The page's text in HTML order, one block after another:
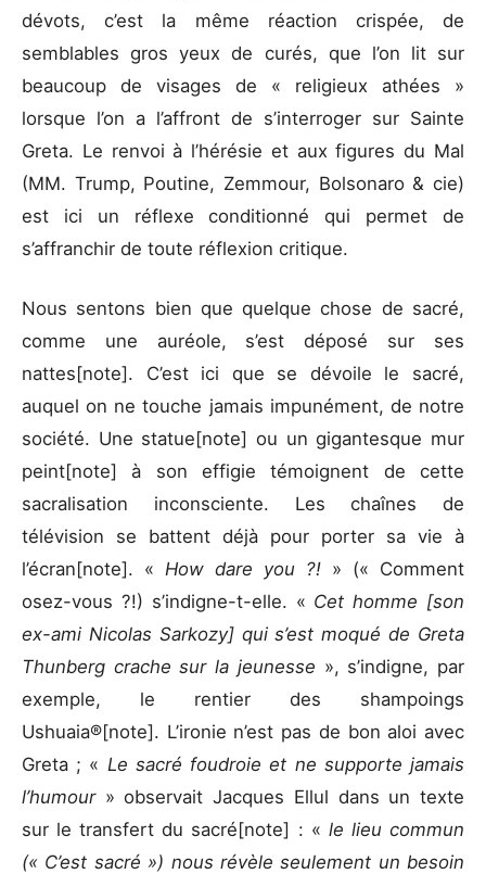
dévots, c’est la même réaction crispée, de
semblables gros yeux de curés, que l’on lit sur
beaucoup de visages de « religieux athées »
lorsque l’on a l’affront de s’interroger sur Sainte
Greta. Le renvoi à l’hérésie et aux figures du Mal
(MM. Trump, Poutine, Zemmour, Bolsonaro & cie)
est ici un réflexe conditionné qui permet de
s’affranchir de toute réflexion critique.
Nous sentons bien que quelque chose de sacré,
comme une auréole, s’est déposé sur ses
nattes[note]. C’est ici que se dévoile le sacré,
auquel on ne touche jamais impunément, de notre
société. Une statue[note] ou un gigantesque mur
peint[note] à son effigie témoignent de cette
sacralisation inconsciente. Les chaînes de
télévision se battent déjà pour porter sa vie à
l’écran[note]. « How dare you ?! » (« Comment
osez-vous ?!) s’indigne-t-elle. « Cet homme [son
ex-ami Nicolas Sarkozy] qui s’est moqué de Greta
Thunberg crache sur la jeunesse », s’indigne, par
exemple, le rentier des shampoings
Ushuaia®[note]. L’ironie n’est pas de bon aloi avec
Greta ; « Le sacré foudroie et ne supporte jamais
l’humour » observait Jacques Ellul dans un texte
sur le transfert du sacré[note] : « le lieu commun
(« C’est sacré ») nous révèle seulement un besoin